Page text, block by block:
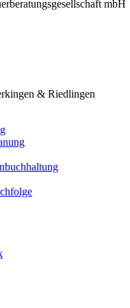
mbH
& Riedlingen